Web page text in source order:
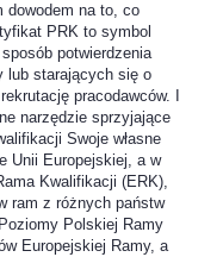
dowodem na to, co
PRK to symbol
potwierdzenia
lub starających się o
pracodawców. I
narzędzie sprzyjające
Swoje własne
Unii Europejskiej, a w
Kwalifikacji (ERK),
ram z różnych państw
Polskiej Ramy
Europejskiej Ramy, a